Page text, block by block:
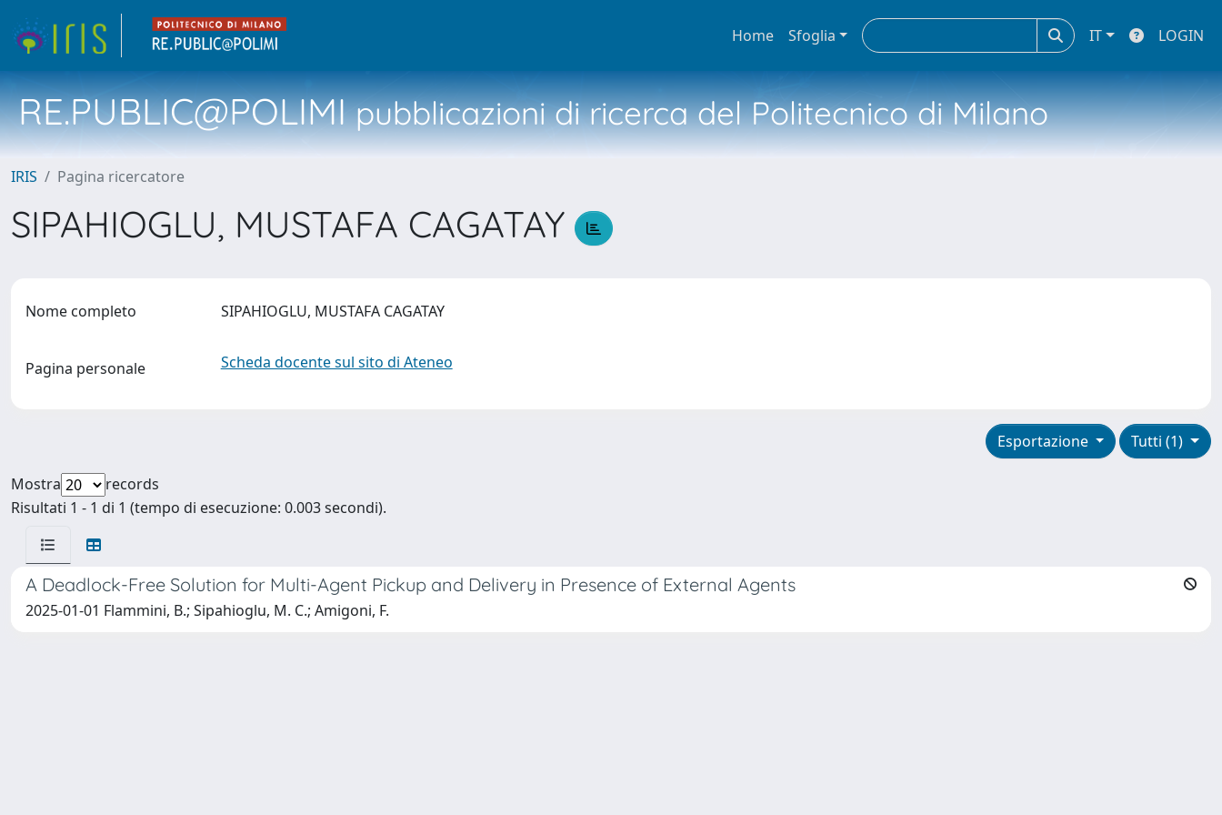
Home Sfoglia IT LOGIN
RE.PUBLIC@POLIMIpubblicazioni di ricerca del Politecnico di Milano
IRIS Pagina ricercatore
SIPAHIOGLU, MUSTAFA CAGATAY
Nome completo SIPAHIOGLU, MUSTAFA CAGATAY
Pagina personale Scheda docente sul sito di Ateneo
Tutti (1)
Esportazione
Mostra
records
Risultati 1 - 1 di 1 (tempo di esecuzione: 0.003 secondi).
A Deadlock-Free Solution for Multi-Agent Pickup and Delivery in Presence of External Agents
2025-01-01 Flammini, B.; Sipahioglu, M. C.; Amigoni, F.